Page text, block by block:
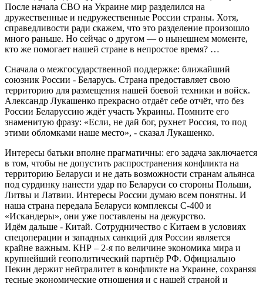
После начала СВО на Украине мир разделился на
дружественные и недружественные России страны. Хотя,
справедливости ради скажем, что это разделение произошло
много раньше. Но сейчас о другом — о нынешнем моменте,
кто же помогает нашей стране в непростое время? …
Сначала о межгосударственной поддержке: ближайший
союзник России - Беларусь. Страна предоставляет свою
территорию для размещения нашей боевой техники и войск.
Александр Лукашенко прекрасно отдаёт себе отчёт, что без
России Беларуссию ждёт участь Украины. Помните его
знаменитую фразу: «Если, не дай бог, рухнет Россия, то под
этими обломками наше место», - сказал Лукашенко.
Интересы батьки вполне прагматичны: его задача заключается
в том, чтобы не допустить распространения конфликта на
территорию Беларуси и не дать возможности странам альянса
под сурдинку нанести удар по Беларуси со стороны Польши,
Литвы и Латвии. Интересы России думаю всем понятны. И
наша страна передала Беларуси комплексы С-400 и
«Искандеры», они уже поставлены на дежурство.
Идём дальше - Китай. Сотрудничество с Китаем в условиях
спецоперации и западных санкций для России является
крайне важным. КНР – 2-я по величине экономика мира и
крупнейший геополитический партнёр РФ. Официально
Пекин держит нейтралитет в конфликте на Украине, сохраняя
тесные экономические отношения и с нашей страной и